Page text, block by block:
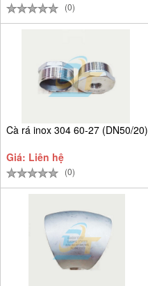
(0)
Cà rá inox 304 60-27 (DN50/20)
Giá: Liên hệ
(0)